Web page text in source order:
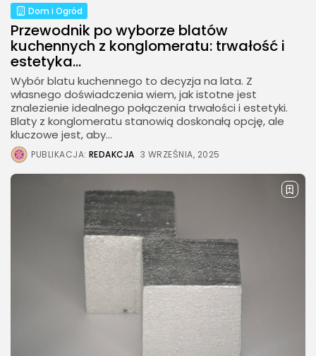
Dom i Ogród
Przewodnik po wyborze blatów
kuchennych z konglomeratu: trwałość i
estetyka...
Wybór blatu kuchennego to decyzja na lata. Z
własnego doświadczenia wiem, jak istotne jest
znalezienie idealnego połączenia trwałości i estetyki.
Blaty z konglomeratu stanowią doskonałą opcję, ale
kluczowe jest, aby...
PUBLIKACJA: REDAKCJA 3 WRZEŚNIA, 2025